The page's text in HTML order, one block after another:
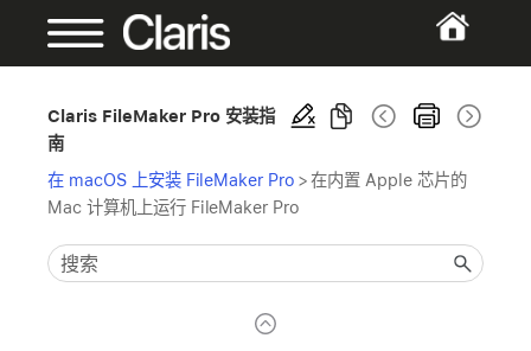
Claris FileMaker Pro 安装指
南
在 macOS 上安装 FileMaker Pro >在内置 Apple 芯片的
Mac 计算机上运行 FileMaker Pro